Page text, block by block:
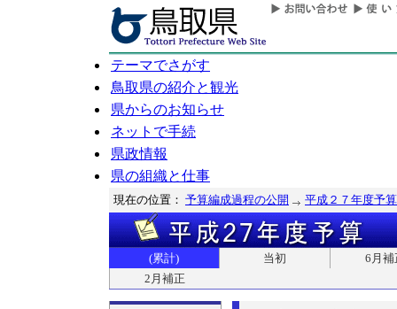
テーマでさがす
鳥取県の紹介と観光
県からのお知らせ
ネットで手続
県政情報
県の組織と仕事
現在の位置： 予算編成過程の公開 平成２７年度予算
(累計) 当初
6月補
2月補正